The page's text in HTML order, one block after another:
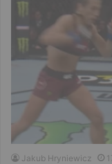
Jakub Hryniewicz